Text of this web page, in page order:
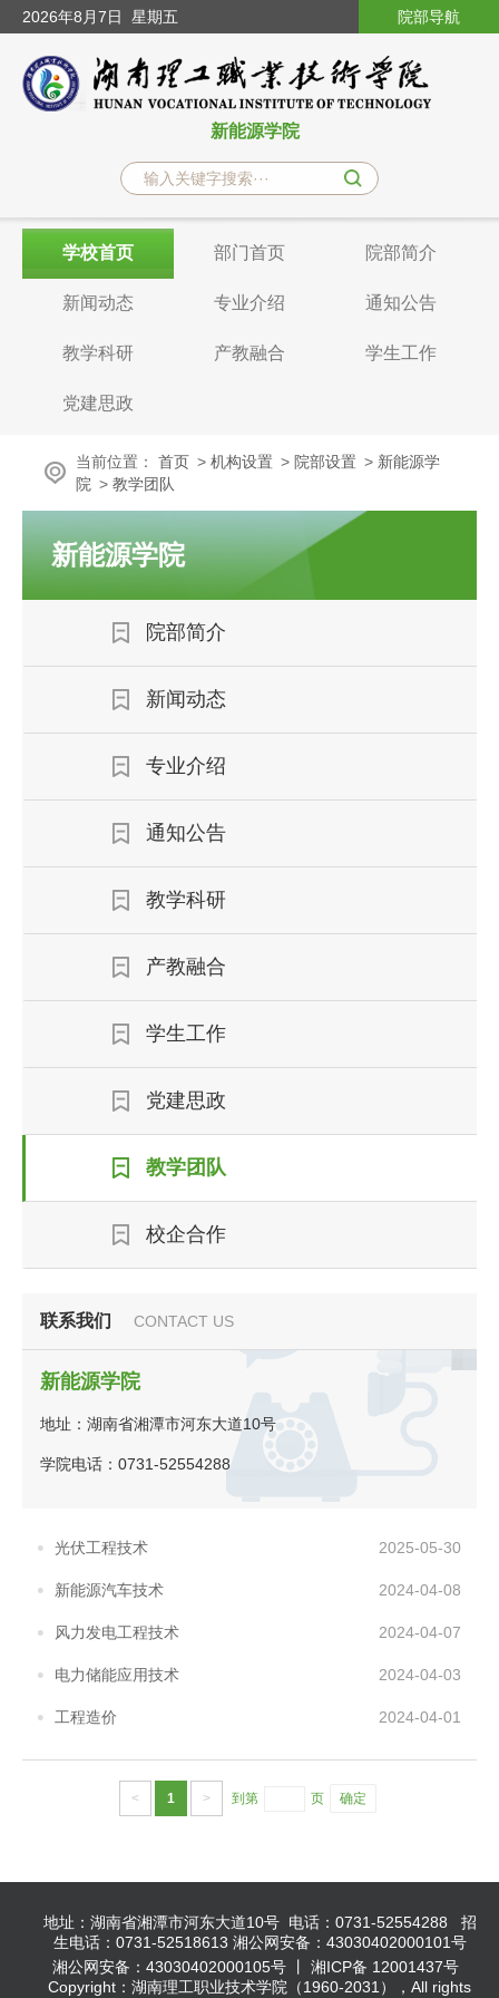
2026年8月7日 星期五 院部导航
新能源学院
学校首页 部门首页 院部简介
新闻动态 专业介绍 通知公告
教学科研 产教融合 学生工作
党建思政
当前位置： 首页 > 机构设置 > 院部设置 > 新能源学
院 > 教学团队
新能源学院
院部简介
新闻动态
专业介绍
通知公告
教学科研
产教融合
学生工作
党建思政
教学团队
校企合作
联系我们 CONTACT US
新能源学院
地址：湖南省湘潭市河东大道10号
学院电话：0731-52554288
光伏工程技术 2025-05-30
新能源汽车技术 2024-04-08
风力发电工程技术 2024-04-07
电力储能应用技术 2024-04-03
工程造价 2024-04-01
< 1 > 到第 页 确定
地址：湖南省湘潭市河东大道10号 电话：0731-52554288 招
生电话：0731-52518613 湘公网安备：43030402000101号
湘公网安备：43030402000105号 丨 湘ICP备 12001437号
Copyright：湖南理工职业技术学院（1960-2031），All rights